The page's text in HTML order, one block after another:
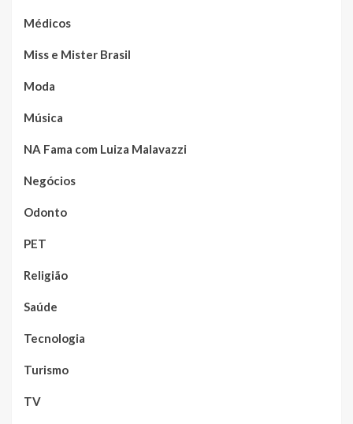
Médicos
Miss e Mister Brasil
Moda
Música
NA Fama com Luiza Malavazzi
Negócios
Odonto
PET
Religião
Saúde
Tecnologia
Turismo
TV